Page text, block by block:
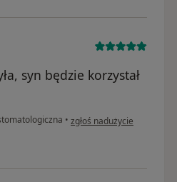
syn będzie korzystał
• w opinii użytkownika Pacjent
zgłoś nadużycie